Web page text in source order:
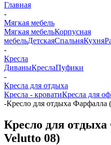
Главная
-
Мягкая мебель
Мягкая мебельКорпусная
мебельДетскаяСпальняКухня
-
Кресла
ДиваныКреслаПуфики
-
Кресла для отдыха
Кресла - кроватиКресла для
-Кресло для отдыха Фарфалла
Кресло для
Velutto 08)